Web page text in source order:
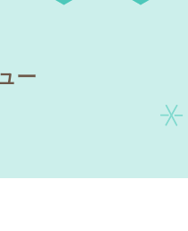
ー